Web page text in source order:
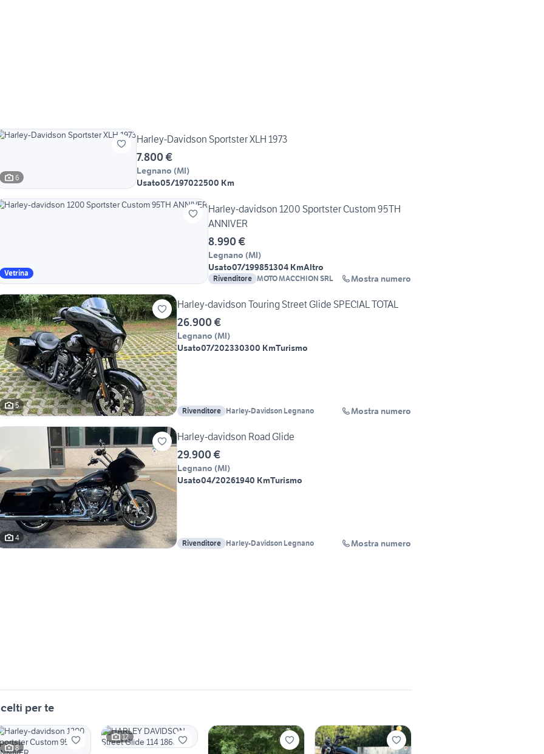
6
Harley-Davidson Sportster XLH 1973
7.800 €
Legnano (MI)
Usato05/197022500 Km
Vetrina
Harley-davidson 1200 Sportster Custom 95TH
ANNIVER
8.990 €
Legnano (MI)
Usato07/199851304 KmAltro
Rivenditore MOTO MACCHION SRL Mostra numero
5
Harley-davidson Touring Street Glide SPECIAL TOTAL
26.900 €
Legnano (MI)
Usato07/202330300 KmTurismo
Rivenditore Harley-Davidson Legnano Mostra numero
4
Harley-davidson Road Glide
29.900 €
Legnano (MI)
Usato04/20261940 KmTurismo
Rivenditore Harley-Davidson Legnano Mostra numero
per te
8
12